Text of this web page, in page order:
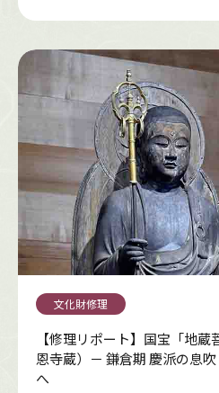
【修理リポート】国宝「地
恩寺蔵）－ 鎌倉期 慶派の息
へ